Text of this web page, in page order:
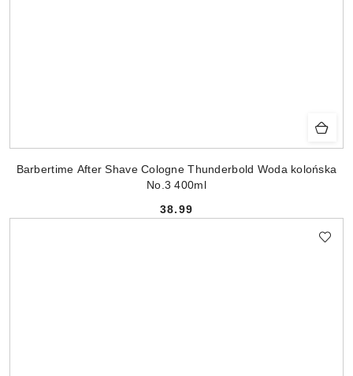
Barbertime After Shave Cologne Thunderbold Woda kolońska
No.3 400ml
Cena:
38.99